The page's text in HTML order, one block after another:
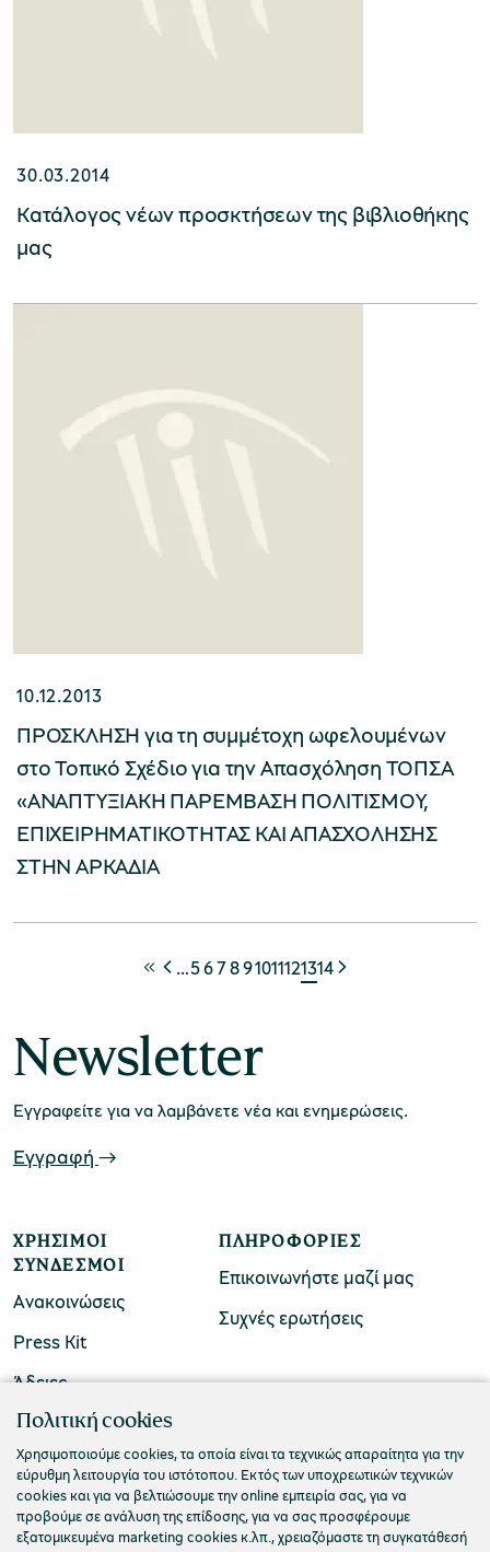
30.03.2014
Κατάλογος νέων προσκτήσεων της βιβλιοθήκης
μας
10.12.2013
ΠΡΟΣΚΛΗΣΗ για τη συμμέτοχη ωφελουμένων
στο Τοπικό Σχέδιο για την Απασχόληση ΤΟΠΣΑ
«ΑΝΑΠΤΥΞΙΑΚΗ ΠΑΡΕΜΒΑΣΗ ΠΟΛΙΤΙΣΜΟΥ,
ΕΠΙΧΕΙΡΗΜΑΤΙΚΟΤΗΤΑΣ ΚΑΙ ΑΠΑΣΧΟΛΗΣΗΣ
ΣΤΗΝ ΑΡΚΑΔΙΑ
…567891011121314
Newsletter
Εγγραφείτε για να λαμβάνετε νέα και ενημερώσεις.
Εγγραφή
ΧΡΉΣΙΜΟΙ
ΣΎΝΔΕΣΜΟΙ
Ανακοινώσεις
Press Kit
Άδειες
ΠΛΗΡΟΦΟΡΊΕΣ
Επικοινωνήστε μαζί μας
Συχνές ερωτήσεις
ΠΟΛΙΤΙΣΤΙΚΟ ΙΔΡΥΜΑ ΟΜΙΛΟΥ ΠΕΙΡΑΙΩΣ
Τ. 210 3256922
Ε. info@piop.gr
Πολιτική cookies
Χρησιμοποιούμε cookies, τα οποία είναι τα τεχνικώς απαραίτητα για την
εύρυθμη λειτουργία του ιστότοπου. Εκτός των υποχρεωτικών τεχνικών
cookies και για να βελτιώσουμε την online εμπειρία σας, για να
προβούμε σε ανάλυση της επίδοσης, για να σας προσφέρουμε
εξατομικευμένα marketing cookies κ.λπ., χρειαζόμαστε τη συγκατάθεσή